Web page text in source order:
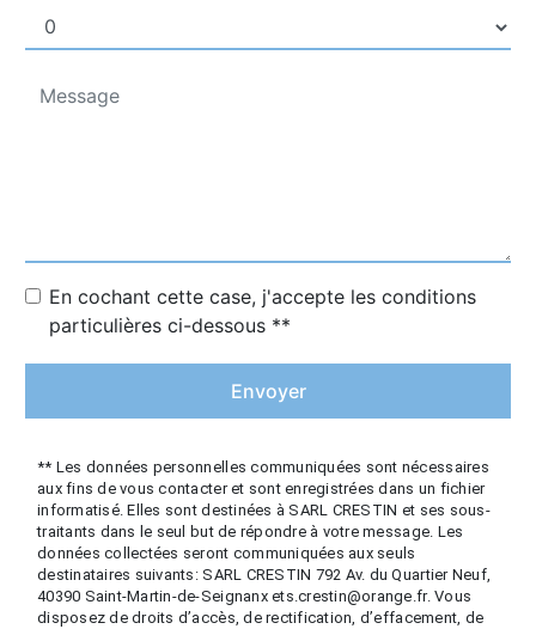
En cochant cette case, j'accepte les conditions
particulières ci-dessous **
Envoyer
** Les données personnelles communiquées sont nécessaires
aux fins de vous contacter et sont enregistrées dans un fichier
informatisé. Elles sont destinées à SARL CRESTIN et ses sous-
traitants dans le seul but de répondre à votre message. Les
données collectées seront communiquées aux seuls
destinataires suivants: SARL CRESTIN 792 Av. du Quartier Neuf,
40390 Saint-Martin-de-Seignanx ets.crestin@orange.fr. Vous
disposez de droits d’accès, de rectification, d’effacement, de